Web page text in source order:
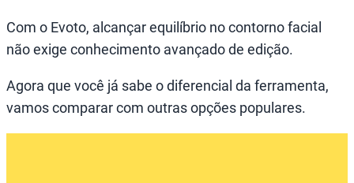
Com o Evoto, alcançar equilíbrio no contorno facial
não exige conhecimento avançado de edição.
Agora que você já sabe o diferencial da ferramenta,
vamos comparar com outras opções populares.